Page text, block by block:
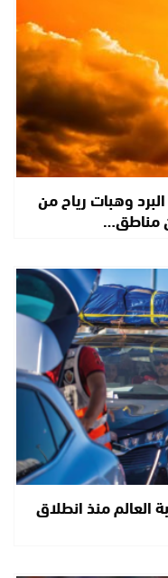
وهبات رياح من
مناطق…
مغاربة العالم منذ انطلاق